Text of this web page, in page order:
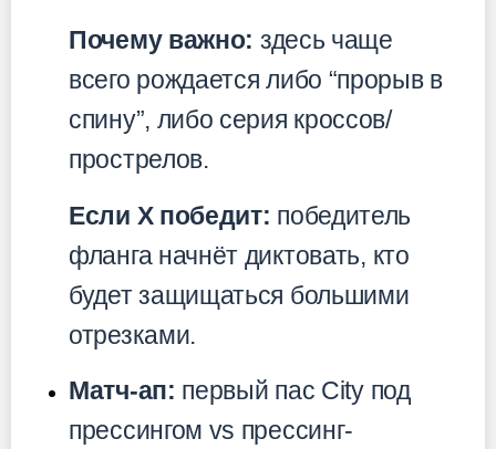
Почему важно: здесь чаще
всего рождается либо “прорыв в
спину”, либо серия кроссов/
прострелов.
Если X победит: победитель
фланга начнёт диктовать, кто
будет защищаться большими
отрезками.
Матч-ап: первый пас City под
прессингом vs прессинг-